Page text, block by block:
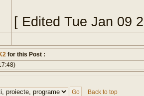
[ Edited Tue Jan 09
for this Post :
Back to top